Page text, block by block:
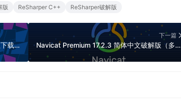
版 ReSharper C++ ReSharper破解版
JetBrains GoLand 2024.3.4 最新破解版下载（强大的GO语言开发工具，停止更新）
下一篇
Navicat Premium 17.2.3 简体中文破解版（多重数据库管理工具）